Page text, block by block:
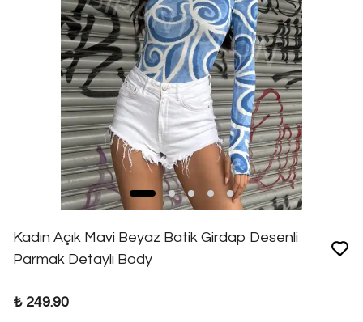
Kadın Açık Mavi Beyaz Batik Girdap Desenli
Parmak Detaylı Body
₺ 249.90